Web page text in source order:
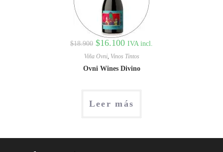
$18.900 $16.100 IVA incl.
Viña Ovni, Vinos Tintos
Ovni Wines Divino
Leer más